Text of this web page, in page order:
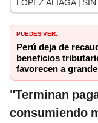
LÓPEZ ALIAGA |
PUEDES VER:
Perú deja de
beneficios
favorecen a
"Terminan
consumiendo